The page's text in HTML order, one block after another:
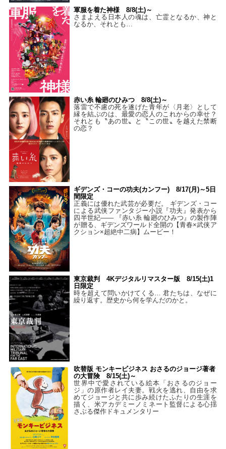
軍服を着た神様 8/8(土)～
さまよえる日本人の魂は、亡霊となるか、神と
なるか、それとも…
赤い糸 輪廻のひみつ 8/8(土)～
落雷で不慮の死を遂げた青年が〈月老〉として
縁を結ぶのは、最愛の恋人のこれからの幸せ？
それとも〝あの世〟と〝この世〟を越えた禁断
の恋？
ギデンズ・コーの功夫(カンフー) 8/17(月)～5日
間限定
正義には優れた武芸が必要だ。 ギデンズ・コー
による武侠ファンタジー小説『功夫』発表から
四半世紀―― 『赤い糸 輪廻のひみつ』の製作陣
が贈る、ギデンズワールド全開の【青春×武侠ア
クション×超絶中二病】ムービー！
東京裁判 4Kデジタルリマスター版 8/15(土)1
日限定
時を超えて問いかけてくる… 君たちは、なぜに
繰り返す。歴史から何を学んだのかと。
吹替版 モンキービジネス おさるのジョージ著者
の大冒険 8/15(土)～
世界中で愛されている絵本「おさるのジョー
ジ」の原作者レイ夫妻。戦火を逃れ、自由を求
めてジョージと共に歩み続けたふたりの生涯を
描く、米アカデミーノミネート監督による心揺
さぶる傑作ドキュメンタリー